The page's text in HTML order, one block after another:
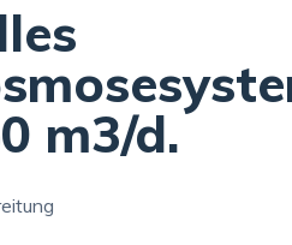
m3/d.